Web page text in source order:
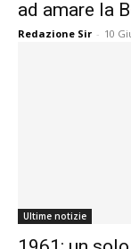
ad amare la
Redazione Sir - 10
Ultime notizie